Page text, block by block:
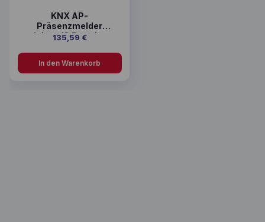
KNX AP-
Präsenzmelder
alpinweiß Premium
135,59 €
In den Warenkorb